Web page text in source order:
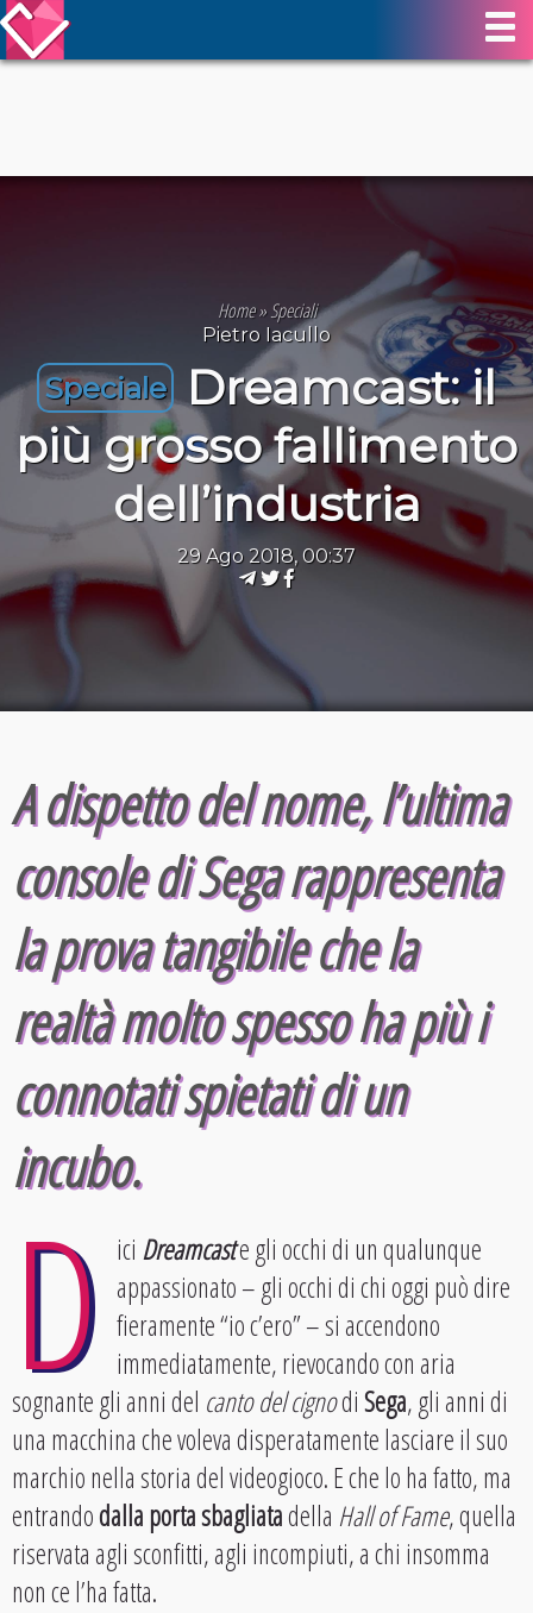
Home»Speciali
Pietro Iacullo
Speciale Dreamcast: il
più grosso fallimento
dell’industria
29 Ago 2018, 00:37
A dispetto del nome, l’ultima
console di Sega rappresenta
la prova tangibile che la
realtà molto spesso ha più i
connotati spietati di un
incubo.
D ici Dreamcaste gli occhi di un qualunque
appassionato – gli occhi di chi oggi può dire
fieramente “io c’ero” – si accendono
immediatamente, rievocando con aria
sognante gli anni del canto del cignodiSega, gli anni di
una macchina che voleva disperatamente lasciare il suo
marchio nella storia del videogioco. E che lo ha fatto, ma
entrandodalla porta sbagliatadella Hall of Fame, quella
riservata agli sconfitti, agli incompiuti, a chi insomma
non ce l’ha fatta.